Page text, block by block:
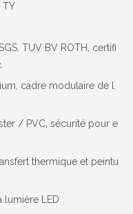
TY
TUV BV ROTH, certifi
cadre modulaire de l
/ PVC, sécurité pour e
thermique et peintu
lumière LED